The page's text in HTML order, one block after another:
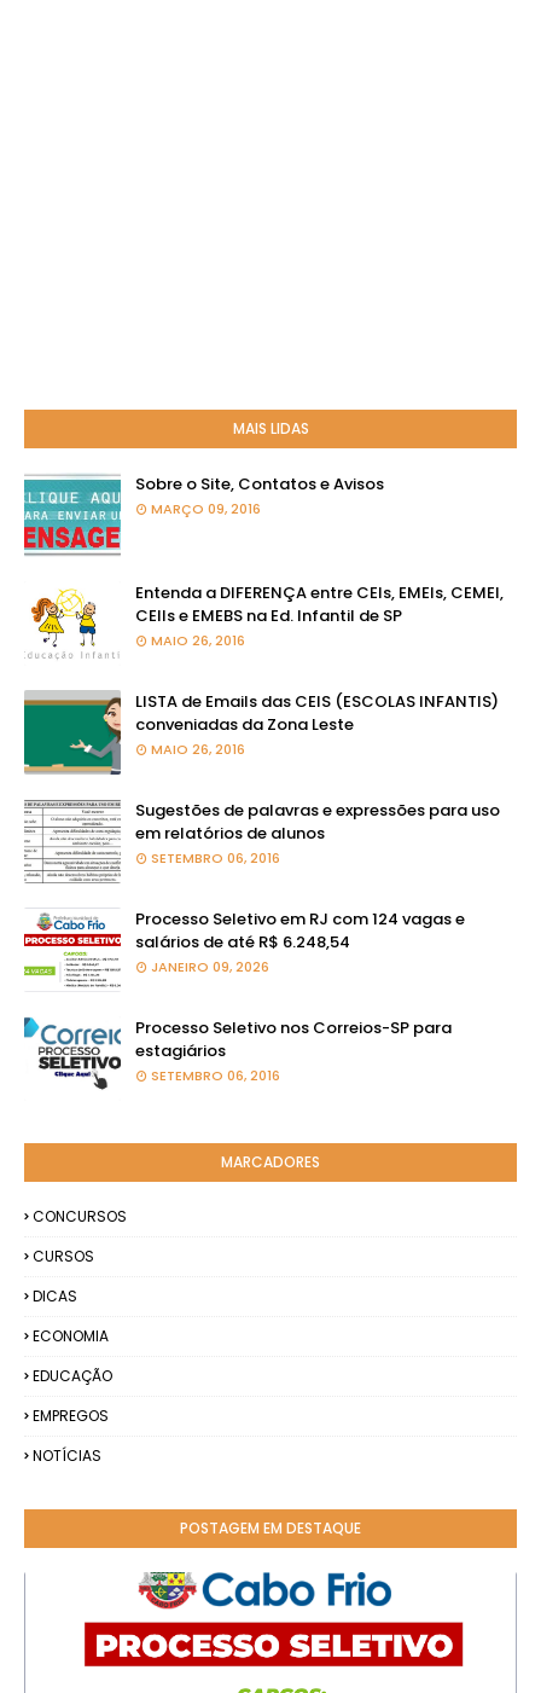
MAIS LIDAS
Sobre o Site, Contatos e Avisos
MARÇO 09, 2016
Entenda a DIFERENÇA entre CEIs, EMEIs, CEMEI,
CEIIs e EMEBS na Ed. Infantil de SP
MAIO 26, 2016
LISTA de Emails das CEIS (ESCOLAS INFANTIS)
conveniadas da Zona Leste
MAIO 26, 2016
Sugestões de palavras e expressões para uso
em relatórios de alunos
SETEMBRO 06, 2016
Processo Seletivo em RJ com 124 vagas e
salários de até R$ 6.248,54
JANEIRO 09, 2026
Processo Seletivo nos Correios-SP para
estagiários
SETEMBRO 06, 2016
MARCADORES
CONCURSOS
CURSOS
DICAS
ECONOMIA
EDUCAÇÃO
EMPREGOS
NOTÍCIAS
POSTAGEM EM DESTAQUE